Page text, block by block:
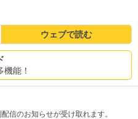
ウェブで読む
能！
信のお知らせが受け取れます。